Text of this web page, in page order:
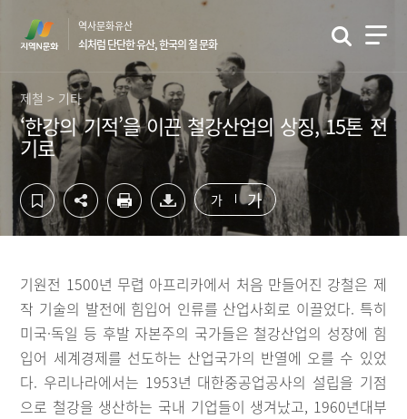
영
역
바
로
가
기
역
바
로
가
기
역사문화유산
쇠처럼 단단한 유산, 한국의 철 문화
제철 > 기타
‘한강의 기적’을 이끈 철강산업의 상징, 15톤 전
기로
가 가
기원전 1500년 무렵 아프리카에서 처음 만들어진 강철은 제
작 기술의 발전에 힘입어 인류를 산업사회로 이끌었다. 특히
미국·독일 등 후발 자본주의 국가들은 철강산업의 성장에 힘
입어 세계경제를 선도하는 산업국가의 반열에 오를 수 있었
다. 우리나라에서는 1953년 대한중공업공사의 설립을 기점
으로 철강을 생산하는 국내 기업들이 생겨났고, 1960년대부